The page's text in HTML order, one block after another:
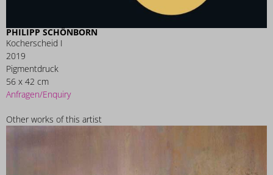
PHILIPP SCHÖNBORN
Kocherscheid I
2019
Pigmentdruck
56 x 42 cm
Anfragen/Enquiry
Other works of this artist